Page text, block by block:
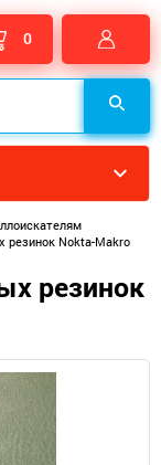
0
резинок Nokta-Makro
резинок